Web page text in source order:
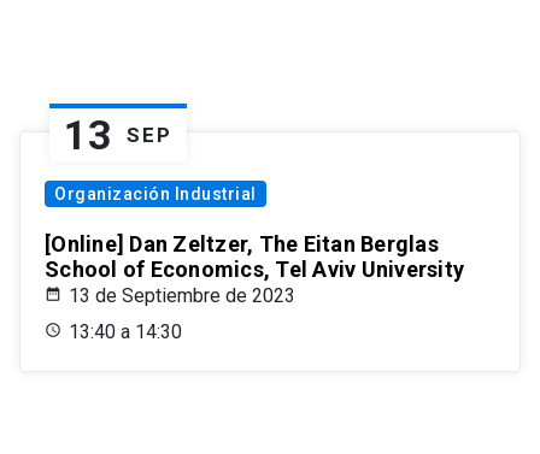
13 SEP
Organización Industrial
[Online] Dan Zeltzer, The Eitan Berglas
School of Economics, Tel Aviv University
13 de Septiembre de 2023
13:40 a 14:30